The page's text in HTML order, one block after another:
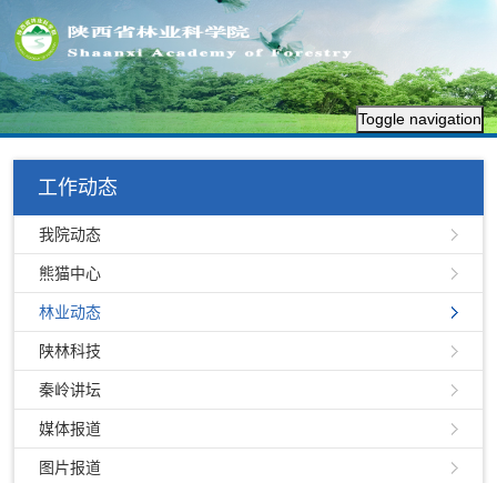
Toggle navigation
工作动态
我院动态
熊猫中心
林业动态
陕林科技
秦岭讲坛
媒体报道
图片报道